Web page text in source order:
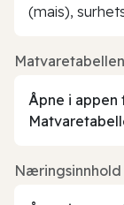
(mais),
Matvaretabellen
Åpne i appen
Næringsinnhold